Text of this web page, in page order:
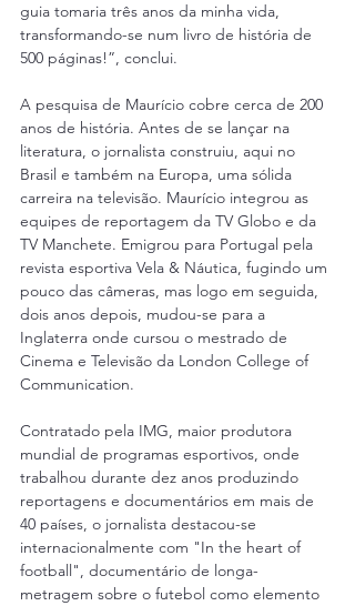
guia tomaria três anos da minha vida,
transformando-se num livro de história de
500 páginas!”, conclui.
A pesquisa de Maurício cobre cerca de 200
anos de história. Antes de se lançar na
literatura, o jornalista construiu, aqui no
Brasil e também na Europa, uma sólida
carreira na televisão. Maurício integrou as
equipes de reportagem da TV Globo e da
TV Manchete. Emigrou para Portugal pela
revista esportiva Vela & Náutica, fugindo um
pouco das câmeras, mas logo em seguida,
dois anos depois, mudou-se para a
Inglaterra onde cursou o mestrado de
Cinema e Televisão da London College of
Communication.
Contratado pela IMG, maior produtora
mundial de programas esportivos, onde
trabalhou durante dez anos produzindo
reportagens e documentários em mais de
40 países, o jornalista destacou-se
internacionalmente com "In the heart of
football", documentário de longa-
metragem sobre o futebol como elemento